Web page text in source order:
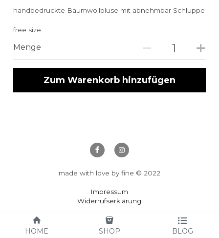
handbedruckte Baumwollbluse mit abnehmbar Schluppe
free size
Menge
Zum Warenkorb hinzufügen
made with love by fine © 2022
Impressum
Widerrufserklärung
Allgemeine Geschäftsbedingungen
HOME SHOP BLOG